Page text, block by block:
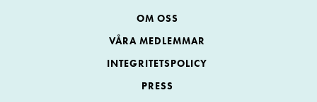
OM OSS
VÅRA MEDLEMMAR
INTEGRITETSPOLICY
PRESS